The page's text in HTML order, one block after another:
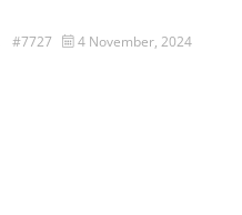
#7727 4 November, 2024